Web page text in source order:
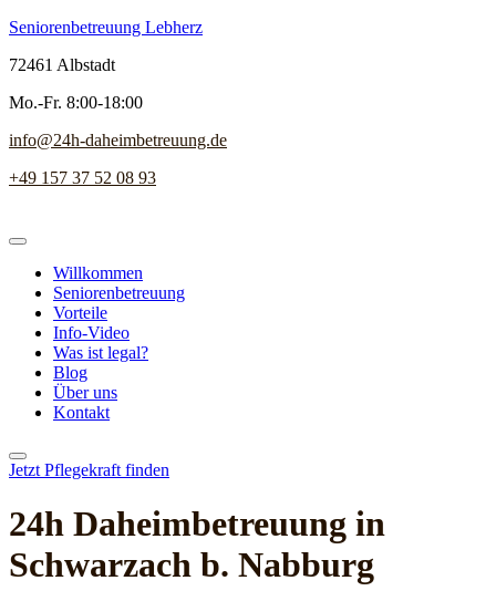
Seniorenbetreuung Lebherz
72461 Albstadt
Mo.-Fr. 8:00-18:00
info@24h-daheimbetreuung.de
+49 157 37 52 08 93
Willkommen
Seniorenbetreuung
Vorteile
Info-Video
Was ist legal?
Blog
Über uns
Kontakt
Jetzt Pflegekraft finden
24h Daheim­betreuung in
Schwarzach b. Nabburg